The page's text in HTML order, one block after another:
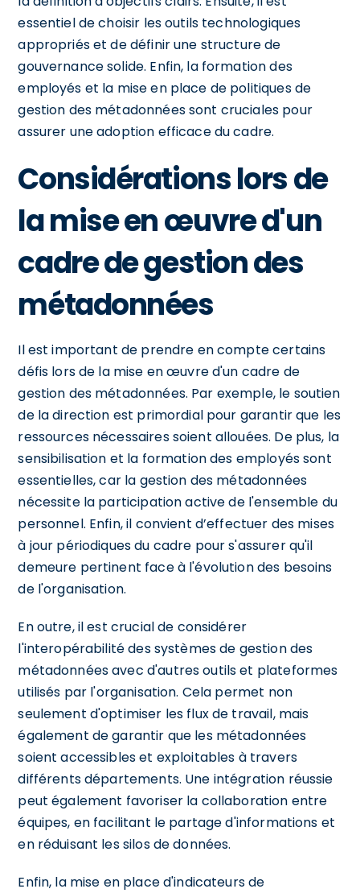
essentiel de choisir les outils technologiques
appropriés et de définir une structure de
gouvernance solide. Enfin, la formation des
employés et la mise en place de politiques de
gestion des métadonnées sont cruciales pour
assurer une adoption efficace du cadre.
Considérations lors de
la mise en œuvre d'un
cadre de gestion des
métadonnées
Il est important de prendre en compte certains
défis lors de la mise en œuvre d'un cadre de
gestion des métadonnées. Par exemple, le soutien
de la direction est primordial pour garantir que les
ressources nécessaires soient allouées. De plus, la
sensibilisation et la formation des employés sont
essentielles, car la gestion des métadonnées
nécessite la participation active de l'ensemble du
personnel. Enfin, il convient d’effectuer des mises
à jour périodiques du cadre pour s'assurer qu'il
demeure pertinent face à l'évolution des besoins
de l'organisation.
En outre, il est crucial de considérer
l'interopérabilité des systèmes de gestion des
métadonnées avec d'autres outils et plateformes
utilisés par l'organisation. Cela permet non
seulement d'optimiser les flux de travail, mais
également de garantir que les métadonnées
soient accessibles et exploitables à travers
différents départements. Une intégration réussie
peut également favoriser la collaboration entre
équipes, en facilitant le partage d'informations et
en réduisant les silos de données.
Enfin, la mise en place d'indicateurs de